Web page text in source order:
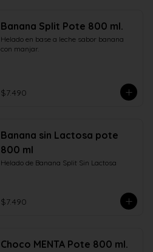
Banana Split Pote 800 ml.
Helado en base a leche sabor banana
con manjar.
$7.490
Banana sin Lactosa pote
800 ml
Helado de Banana Split Sin Lactosa
$7.490
Choco MENTA Pote 800 ml.